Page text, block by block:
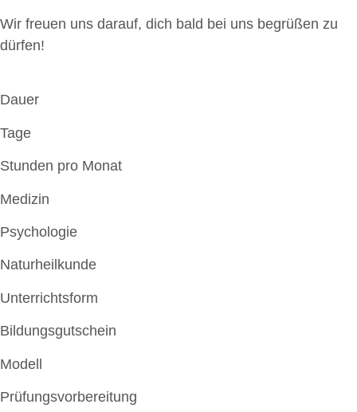
Wir freuen uns darauf, dich bald bei uns begrüßen zu
dürfen!
Dauer
Tage
Stunden pro Monat
Medizin
Psychologie
Naturheilkunde
Unterrichtsform
Bildungsgutschein
Modell
Prüfungsvorbereitung